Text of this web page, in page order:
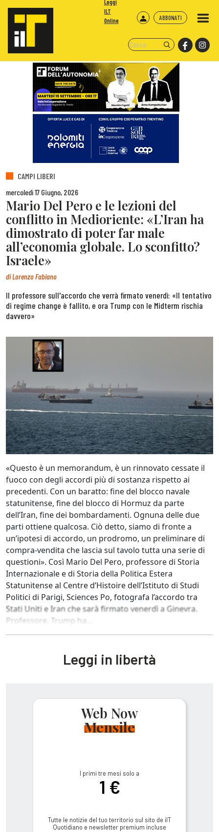
ABBONATI
Leggi
ILT
Online
CAMPI LIBERI
mercoledì 17 Giugno, 2026
Mario Del Pero e le lezioni del
conflitto in Medioriente: «L’Iran ha
dimostrato di poter far male
all’economia globale. Lo sconfitto?
Israele»
diLorenzo Fabiano
Il professore sull'accordo che verrà firmato venerdì: «Il tentativo
di regime change è fallito, e ora Trump con le Midterm rischia
davvero»
«Questo è un memorandum, è un rinnovato cessate il
fuoco con degli accordi più di sostanza rispetto ai
precedenti. Con un baratto: fine del blocco navale
statunitense, fine del blocco di Hormuz da parte
dell’Iran, fine dei bombardamenti. Ognuna delle due
parti ottiene qualcosa. Ciò detto, siamo di fronte a
un’ipotesi di accordo, un prodromo, un preliminare di
compra-vendita che lascia sul tavolo tutta una serie di
questioni». Così Mario Del Pero, professore di Storia
Internazionale e di Storia della Politica Estera
Statunitense al Centre d’Histoire dell’Istituto di Studi
Politici di Parigi, Sciences Po, fotografa l’accordo tra
Stati Uniti e Iran che sarà firmato venerdì a Ginevra.
Professore, Trump ha...
Leggi in libertà
Web Now
Mensile
I primi tre mesi solo a
1 €
Tutte le notizie del tuo territorio sul sito de ilT
Quotidiano e newsletter premium incluse